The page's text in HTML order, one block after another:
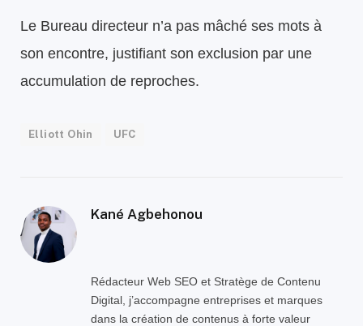
Le Bureau directeur n’a pas mâché ses mots à
son encontre, justifiant son exclusion par une
accumulation de reproches.
Elliott Ohin UFC
Kané Agbehonou
Rédacteur Web SEO et Stratège de Contenu
Digital, j’accompagne entreprises et marques
dans la création de contenus à forte valeur